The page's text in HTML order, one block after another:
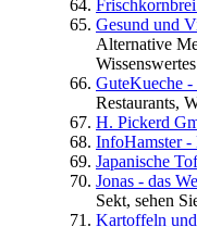
Gesund und
Alternative
GuteKueche -
Restaurants,
H. Pickerd
InfoHamster -
Japanische
Jonas - das
Sekt, sehen
Kartoffeln